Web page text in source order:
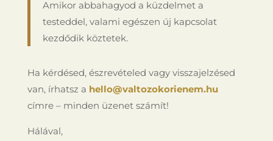
Amikor abbahagyod a küzdelmet a
testeddel, valami egészen új kapcsolat
kezdődik köztetek.
Ha kérdésed, észrevételed vagy visszajelzésed
van, írhatsz a hello@valtozokorienem.hu
címre – minden üzenet számít!
Hálával,